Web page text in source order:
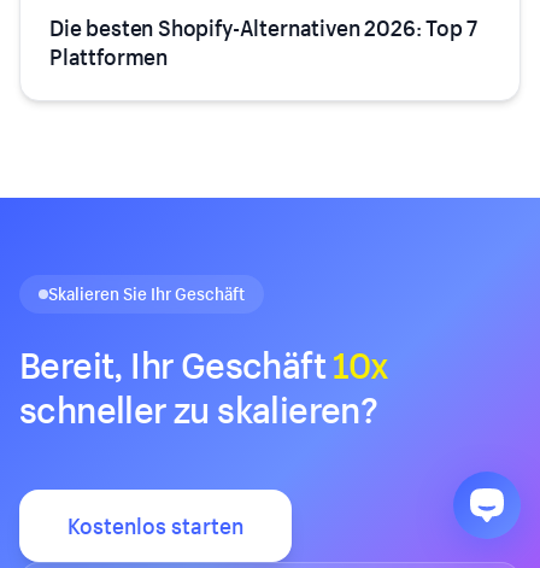
Die besten Shopify-Alternativen 2026: Top 7
Plattformen
Skalieren Sie Ihr Geschäft
Bereit, Ihr Geschäft10x
schneller zu skalieren?
Kostenlos starten